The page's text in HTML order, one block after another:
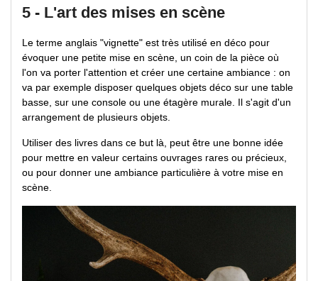
5 - L'art des mises en scène
Le terme anglais "vignette" est très utilisé en déco pour
évoquer une petite mise en scène, un coin de la pièce où
l'on va porter l'attention et créer une certaine ambiance : on
va par exemple disposer quelques objets déco sur une table
basse, sur une console ou une étagère murale. Il s'agit d'un
arrangement de plusieurs objets.
Utiliser des livres dans ce but là, peut être une bonne idée
pour mettre en valeur certains ouvrages rares ou précieux,
ou pour donner une ambiance particulière à votre mise en
scène.